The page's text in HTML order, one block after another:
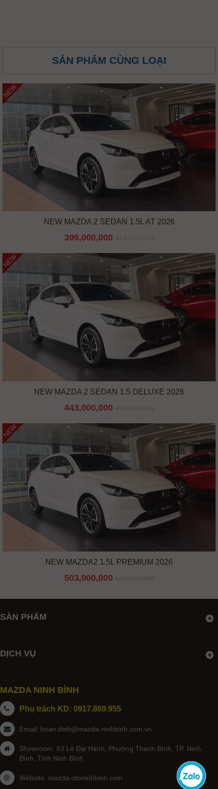
SẢN PHẨM CÙNG LOẠI
NEW
NEW MAZDA 2 SEDAN 1.5L AT 2026
399,000,000
NEW
NEW MAZDA 2 SEDAN 1.5 DELUXE 2026
443,000,000
NEW
NEW MAZDA2 1.5L PREMIUM 2026
503,000,000
SẢN PHẨM
DỊCH VỤ
MAZDA NINH BÌNH
Phụ trách KD: 0917.869.955
Email: hoan.dinh@mazda-ninhbinh.com.vn
Showroom: 63 Lê Đại Hành, Phường Thanh Bình, TP. Ninh
Bình, Tỉnh Ninh Bình
Website: mazda-otoninhbinh.com